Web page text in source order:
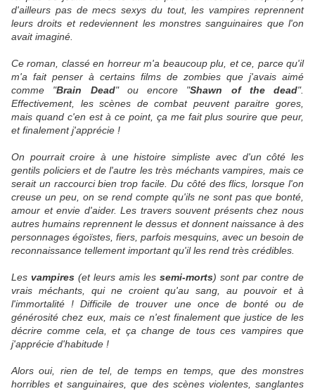
d'ailleurs pas de mecs sexys du tout, les vampires reprennent
leurs droits et redeviennent les monstres sanguinaires que l'on
avait imaginé.
Ce roman, classé en horreur m'a beaucoup plu, et ce, parce qu'il
m'a fait penser à certains films de zombies que j'avais aimé
comme "Brain Dead" ou encore "Shawn of the dead".
Effectivement, les scènes de combat peuvent paraitre gores,
mais quand c'en est à ce point, ça me fait plus sourire que peur,
et finalement j'apprécie !
On pourrait croire à une histoire simpliste avec d'un côté les
gentils policiers et de l'autre les très méchants vampires, mais ce
serait un raccourci bien trop facile. Du côté des flics, lorsque l'on
creuse un peu, on se rend compte qu'ils ne sont pas que bonté,
amour et envie d'aider. Les travers souvent présents chez nous
autres humains reprennent le dessus et donnent naissance à des
personnages égoïstes, fiers, parfois mesquins, avec un besoin de
reconnaissance tellement important qu'il les rend très crédibles.
Les vampires (et leurs amis les semi-morts) sont par contre de
vrais méchants, qui ne croient qu'au sang, au pouvoir et à
l'immortalité ! Difficile de trouver une once de bonté ou de
générosité chez eux, mais ce n'est finalement que justice de les
décrire comme cela, et ça change de tous ces vampires que
j'apprécie d'habitude !
Alors oui, rien de tel, de temps en temps, que des monstres
horribles et sanguinaires, que des scènes violentes, sanglantes